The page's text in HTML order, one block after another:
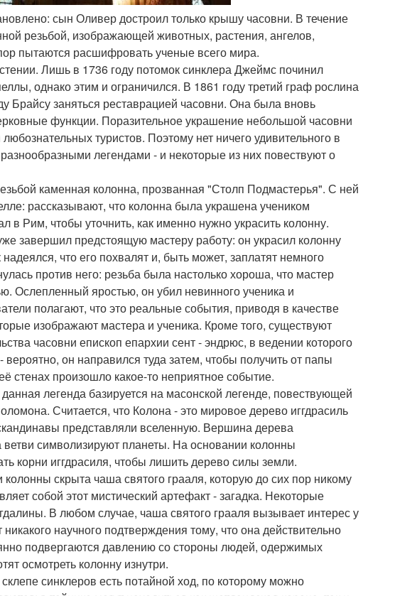
сын Оливер достроил только крышу часовни. В течение
резьбой, изображающей животных, растения, ангелов,
пытаются расшифровать ученые всего мира.
Лишь в 1736 году потомок синклера Джеймс починил
однако этим и ограничился. В 1861 году третий граф рослина
Брайсу заняться реставрацией часовни. Она была вновь
функции. Поразительное украшение небольшой часовни
туристов. Поэтому нет ничего удивительного в
легендами - и некоторые из них повествуют о
каменная колонна, прозванная "Столп Подмастерья". С ней
рассказывают, что колонна была украшена учеником
в Рим, чтобы уточнить, как именно нужно украсить колонну.
завершил предстоящую мастеру работу: он украсил колонну
что его похвалят и, быть может, заплатят немного
против него: резьба была настолько хороша, что мастер
Ослепленный яростью, он убил невинного ученика и
полагают, что это реальные события, приводя в качестве
изображают мастера и ученика. Кроме того, существуют
часовни епископ епархии сент - эндрюс, в ведении которого
он направился туда затем, чтобы получить от папы
стенах произошло какое-то неприятное событие.
легенда базируется на масонской легенде, повествующей
Считается, что Колона - это мировое дерево иггдрасиль
представляли вселенную. Вершина дерева
ветви символизируют планеты. На основании колонны
корни иггдрасиля, чтобы лишить дерево силы земли.
колонны скрыта чаша святого грааля, которую до сих пор никому
собой этот мистический артефакт - загадка. Некоторые
В любом случае, чаша святого грааля вызывает интерес у
научного подтверждения тому, что она действительно
подвергаются давлению со стороны людей, одержимых
осмотреть колонну изнутри.
синклеров есть потайной ход, по которому можно